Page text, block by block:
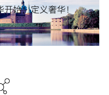
始，定义奢华！